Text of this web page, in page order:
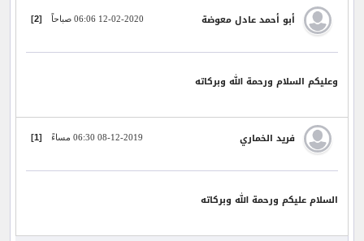
أبو أحمد عادل معوضة 12-02-2020 06:06 صباحاً [
2
]
وعليكم السلام ورحمة الله وبركاته
فريد الخماري 08-12-2019 06:30 مساءً [
1
]
السلام عليكم ورحمة الله وبركاته